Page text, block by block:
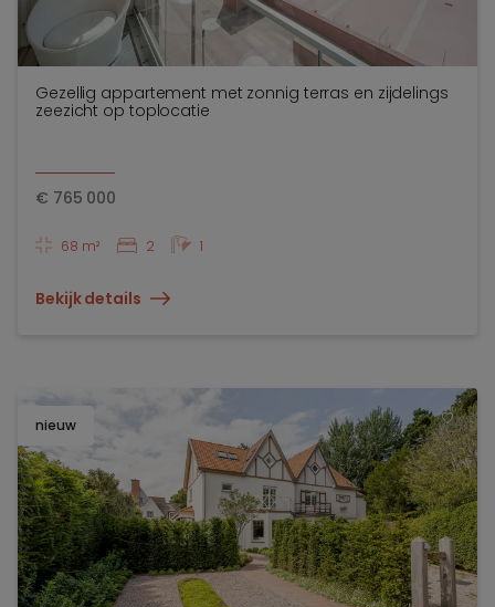
Gezellig appartement met zonnig terras en zijdelings
zeezicht op toplocatie
€ 765 000
68 m² 2 1
Bekijk details
nieuw